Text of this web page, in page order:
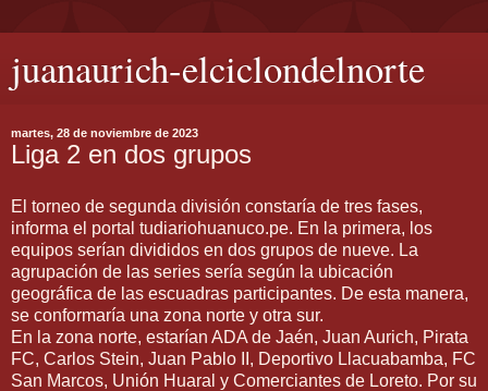
juanaurich-elciclondelnorte
martes, 28 de noviembre de 2023
Liga 2 en dos grupos
El torneo de segunda división constaría de tres fases,
informa el portal tudiariohuanuco.pe. En la primera, los
equipos serían divididos en dos grupos de nueve. La
agrupación de las series sería según la ubicación
geográfica de las escuadras participantes. De esta manera,
se conformaría una zona norte y otra sur.
En la zona norte, estarían ADA de Jaén, Juan Aurich, Pirata
FC, Carlos Stein, Juan Pablo II, Deportivo Llacuabamba, FC
San Marcos, Unión Huaral y Comerciantes de Loreto. Por su